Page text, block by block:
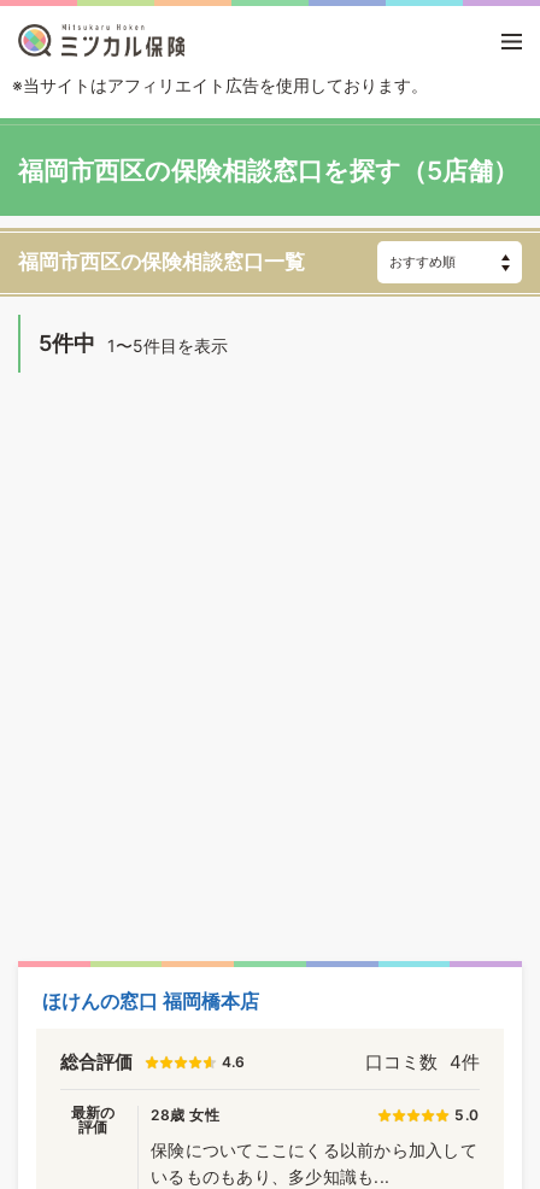
※当サイトはアフィリエイト広告を使用しております。
福岡
福岡市西区の保険相談窓口を探す（5店舗）
福岡市西区の保険相談窓口一覧
5件中 1〜5件目を表示
ほけんの窓口 福岡橋本店
総合評価 4.6 口コミ数 4件
最新の
評価
28歳 女性 5.0
保険についてここにくる以前から加入して
いるものもあり、多少知識も...